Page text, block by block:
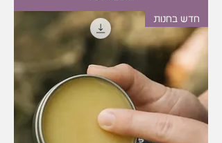
חדש בחנות